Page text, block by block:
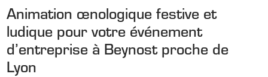
Animation œnologique festive et
ludique pour votre événement
d’entreprise à Beynost proche de
Lyon